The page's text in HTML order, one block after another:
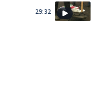
29:32